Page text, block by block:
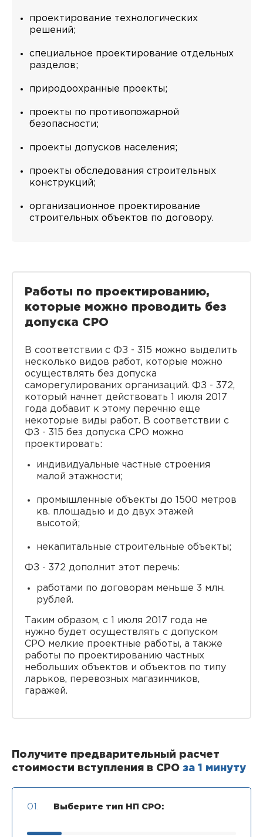
проектирование технологических
решений;
специальное проектирование отдельных
разделов;
природоохранные проекты;
проекты по противопожарной
безопасности;
проекты допусков населения;
проекты обследования строительных
конструкций;
организационное проектирование
строительных объектов по договору.
Работы по проектированию,
которые можно проводить без
допуска СРО
В соответствии с ФЗ - 315 можно выделить
несколько видов работ, которые можно
осуществлять без допуска
саморегулированих организаций. ФЗ - 372,
который начнет действовать 1 июля 2017
года добавит к этому перечню еще
некоторые виды работ. В соответствии с
ФЗ - 315 без допуска СРО можно
проектировать:
индивидуальные частные строения
малой этажности;
промышленные объекты до 1500 метров
кв. площадью и до двух этажей
высотой;
некапитальные строительные объекты;
ФЗ - 372 дополнит этот перечь:
работами по договорам меньше 3 млн.
рублей.
Таким образом, с 1 июля 2017 года не
нужно будет осуществлять с допуском
СРО мелкие проектные работы, а также
работы по проектированию частных
небольших объектов и объектов по типу
ларьков, перевозных магазинчиков,
гаражей.
Получите предварительный расчет
стоимости вступления в СРО за 1 минуту
01. Выберите тип НП СРО: